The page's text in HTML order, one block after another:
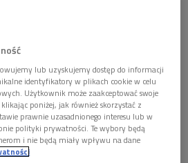
lub uzyskujemy dostęp do informacji
identyfikatory w plikach cookie w celu
Użytkownik może zaakceptować swoje
poniżej, jak również skorzystać z
prawnie uzasadnionego interesu lub w
polityki prywatności. Te wybory będą
i nie będą miały wpływu na dane